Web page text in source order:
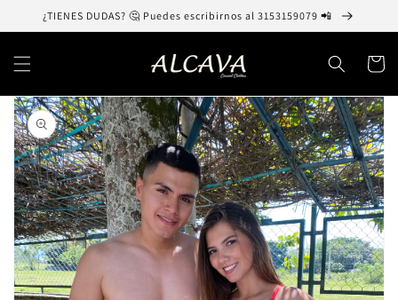
directamente
al contenido
¿TIENES DUDAS? 🤔 Puedes escribirnos al 3153159079 📲
Carrito
directamente
a la
información
del producto